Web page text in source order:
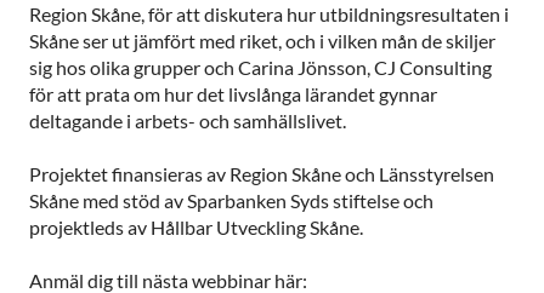
Region Skåne, för att diskutera hur utbildningsresultaten i
Skåne ser ut jämfört med riket, och i vilken mån de skiljer
sig hos olika grupper och Carina Jönsson, CJ Consulting
för att prata om hur det livslånga lärandet gynnar
deltagande i arbets- och samhällslivet.
Projektet finansieras av Region Skåne och Länsstyrelsen
Skåne med stöd av Sparbanken Syds stiftelse och
projektleds av Hållbar Utveckling Skåne.
Anmäl dig till nästa webbinar här: